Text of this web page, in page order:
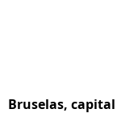
Bruselas,